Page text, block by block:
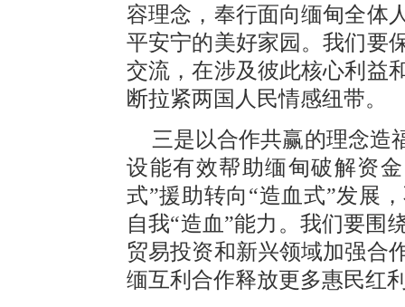
容理念，奉行面向缅甸全体
平安宁的美好家园。我们要
交流，在涉及彼此核心利益
断拉紧两国人民情感纽带。
三是以合作共赢的理念造
设能有效帮助缅甸破解资
式”援助转向“造血式”发展
自我“造血”能力。我们要围
贸易投资和新兴领域加强合
缅互利合作释放更多惠民红